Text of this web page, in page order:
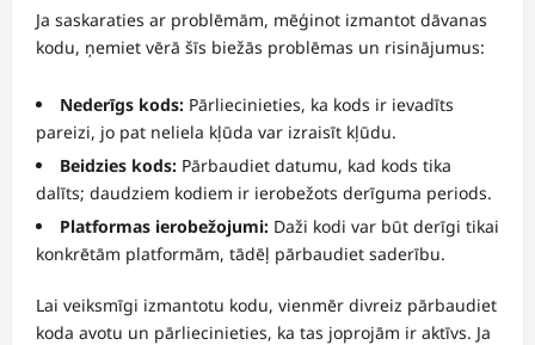
Ja saskaraties ar problēmām, mēģinot izmantot dāvanas
kodu, ņemiet vērā šīs biežās problēmas un risinājumus:
Nederīgs kods: Pārliecinieties, ka kods ir ievadīts
pareizi, jo pat neliela kļūda var izraisīt kļūdu.
Beidzies kods: Pārbaudiet datumu, kad kods tika
dalīts; daudziem kodiem ir ierobežots derīguma periods.
Platformas ierobežojumi: Daži kodi var būt derīgi tikai
konkrētām platformām, tādēļ pārbaudiet saderību.
Lai veiksmīgi izmantotu kodu, vienmēr divreiz pārbaudiet
koda avotu un pārliecinieties, ka tas joprojām ir aktīvs. Ja